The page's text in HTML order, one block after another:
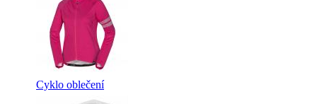
Cyklo oblečení